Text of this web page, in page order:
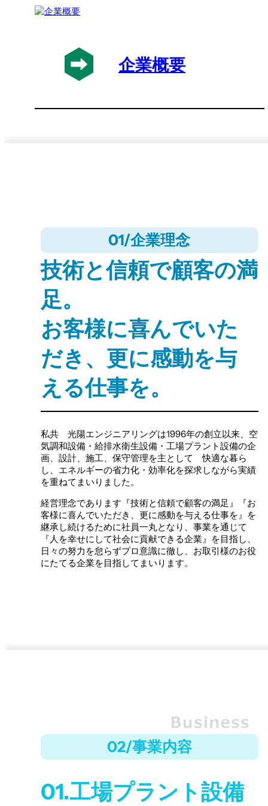
企業概要
01/企業理念
技術と信頼で顧客の満
足。
お客様に喜んでいた
だき、更に感動を与
える仕事を。
私共 光陽エンジニアリングは1996年の創立以来、空
気調和設備・給排水衛生設備・工場プラント設備の企
画、設計、施工、保守管理を主として 快適な暮ら
し、エネルギーの省力化・効率化を探求しながら実績
を重ねてまいりました。
経営理念であります『技術と信頼で顧客の満足』『お
客様に喜んでいただき、更に感動を与える仕事を』を
継承し続けるために社員一丸となり、事業を通じて
『人を幸せにして社会に貢献できる企業』を目指し、
日々の努力を怠らずプロ意識に徹し、お取引様のお役
にたてる企業を目指してまいります。
02/事業内容
01.工場プラント設備